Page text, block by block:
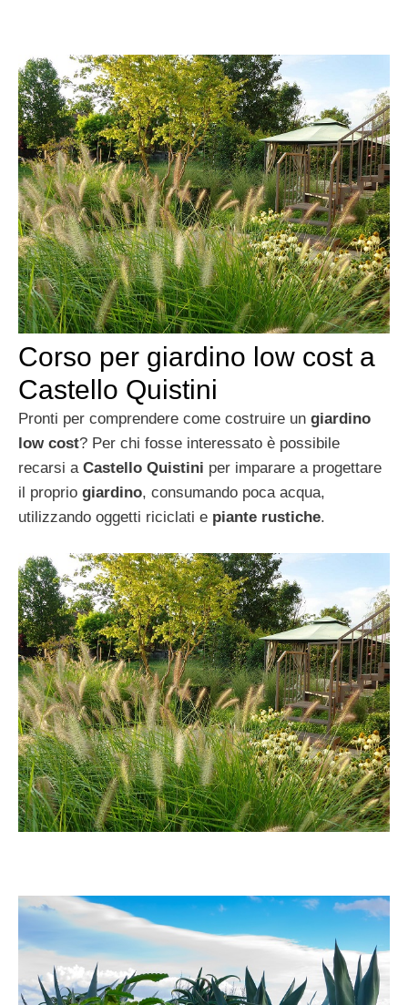
Corso per giardino low cost a
Castello Quistini
Pronti per comprendere come costruire un giardino
low cost? Per chi fosse interessato è possibile
recarsi a Castello Quistini per imparare a progettare
il proprio giardino, consumando poca acqua,
utilizzando oggetti riciclati e piante rustiche.